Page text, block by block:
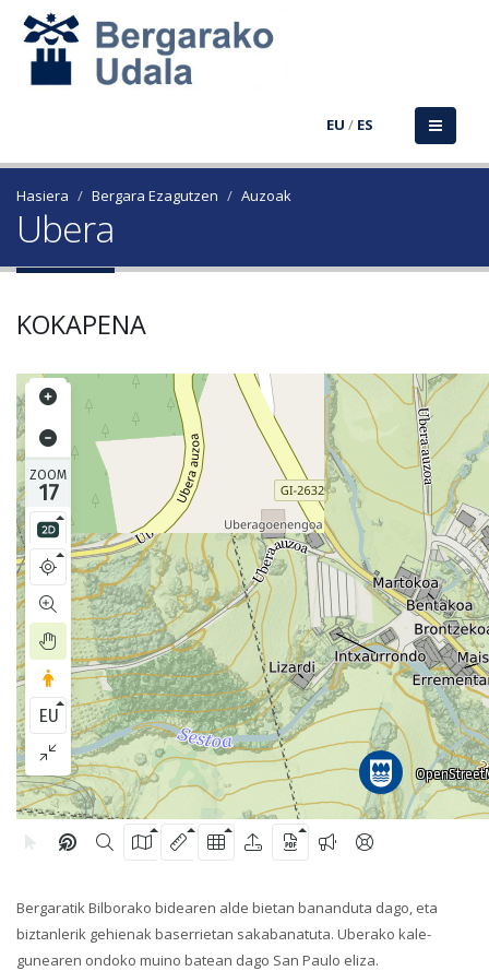
EU / ES
Hasiera Bergara Ezagutzen Auzoak
Ubera
KOKAPENA
Bergaratik Bilborako bidearen alde bietan bananduta dago, eta
biztanlerik gehienak baserrietan sakabanatuta. Uberako kale-
gunearen ondoko muino batean dago San Paulo eliza.